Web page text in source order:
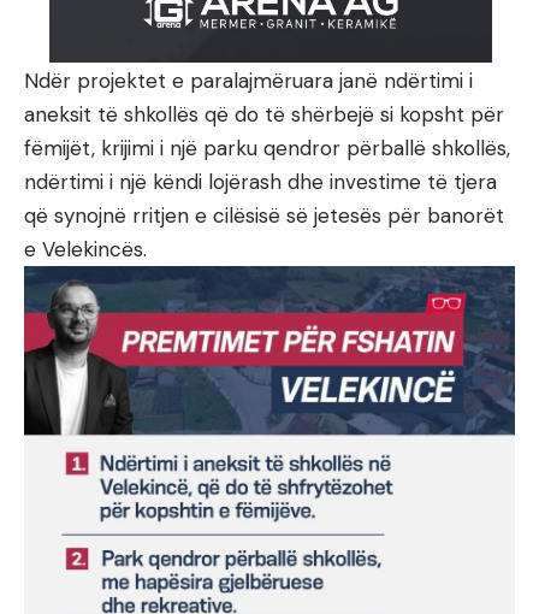
Ndër projektet e paralajmëruara janë ndërtimi i
aneksit të shkollës që do të shërbejë si kopsht për
fëmijët, krijimi i një parku qendror përballë shkollës,
ndërtimi i një këndi lojërash dhe investime të tjera
që synojnë rritjen e cilësisë së jetesës për banorët
e Velekincës.